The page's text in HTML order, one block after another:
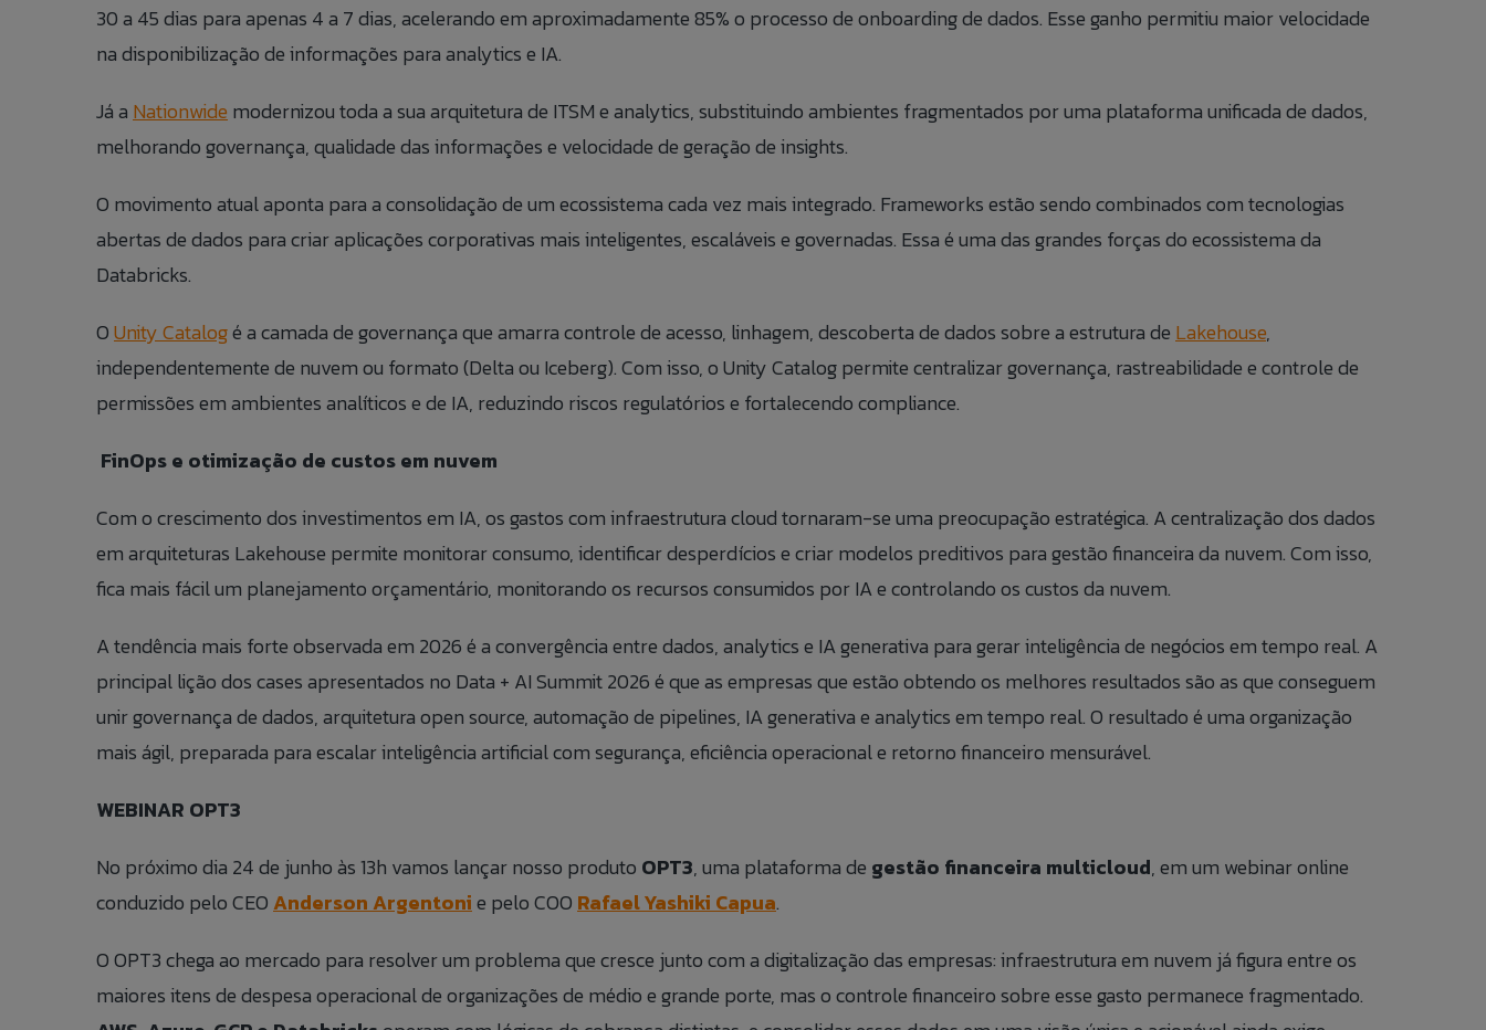
30 a 45 dias para apenas 4 a 7 dias, acelerando em aproximadamente 85% o processo de onboarding de dados. Esse ganho permitiu maior velocidade
na disponibilização de informações para analytics e IA.
Já a Nationwide modernizou toda a sua arquitetura de ITSM e analytics, substituindo ambientes fragmentados por uma plataforma unificada de dados,
melhorando governança, qualidade das informações e velocidade de geração de insights.
O movimento atual aponta para a consolidação de um ecossistema cada vez mais integrado. Frameworks estão sendo combinados com tecnologias
abertas de dados para criar aplicações corporativas mais inteligentes, escaláveis e governadas. Essa é uma das grandes forças do ecossistema da
Databricks.
OUnity Catalogé a camada de governança que amarra controle de acesso, linhagem, descoberta de dados sobre a estrutura de Lakehouse,
independentemente de nuvem ou formato (Delta ou Iceberg). Com isso, o Unity Catalog permite centralizar governança, rastreabilidade e controle de
permissões em ambientes analíticos e de IA, reduzindo riscos regulatórios e fortalecendo compliance.
FinOps e otimização de custos em nuvem
Com o crescimento dos investimentos em IA, os gastos com infraestrutura cloud tornaram-se uma preocupação estratégica. A centralização dos dados
em arquiteturas Lakehouse permite monitorar consumo, identificar desperdícios e criar modelos preditivos para gestão financeira da nuvem. Com isso,
fica mais fácil um planejamento orçamentário, monitorando os recursos consumidos por IA e controlando os custos da nuvem.
A tendência mais forte observada em 2026 é a convergência entre dados, analytics e IA generativa para gerar inteligência de negócios em tempo real. A
principal lição dos cases apresentados no Data + AI Summit 2026 é que as empresas que estão obtendo os melhores resultados são as que conseguem
unir governança de dados, arquitetura open source, automação de pipelines, IA generativa e analytics em tempo real. O resultado é uma organização
mais ágil, preparada para escalar inteligência artificial com segurança, eficiência operacional e retorno financeiro mensurável.
WEBINAR OPT3
No próximo dia 24 de junho às 13h vamos lançar nosso produto OPT3, uma plataforma de gestão financeira multicloud, em um webinar online
conduzido pelo CEOAnderson Argentonie pelo COO Rafael Yashiki Capua.
O OPT3 chega ao mercado para resolver um problema que cresce junto com a digitalização das empresas: infraestrutura em nuvem já figura entre os
maiores itens de despesa operacional de organizações de médio e grande porte, mas o controle financeiro sobre esse gasto permanece fragmentado.